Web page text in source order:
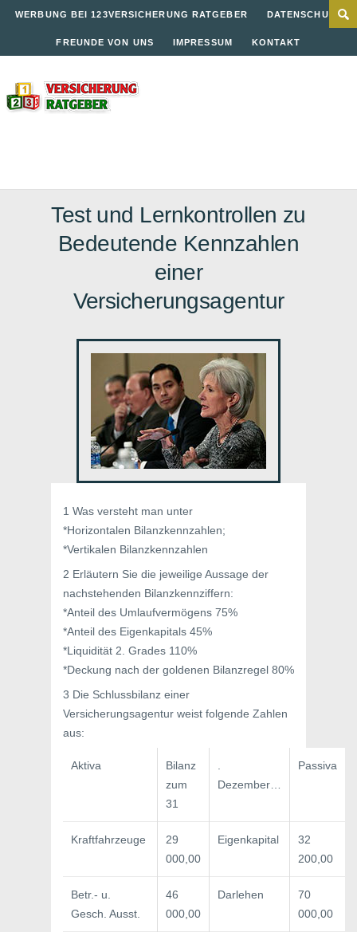
WERBUNG BEI 123VERSICHERUNG RATGEBER DATENSCHUTZ
FREUNDE VON UNS IMPRESSUM KONTAKT
Test und Lernkontrollen zu
Bedeutende Kennzahlen
einer
Versicherungsagentur
1 Was versteht man unter
*Horizontalen Bilanzkennzahlen;
*Vertikalen Bilanzkennzahlen
2 Erläutern Sie die jeweilige Aussage der
nachstehenden Bilanzkennziffern:
*Anteil des Umlaufvermögens 75%
*Anteil des Eigenkapitals 45%
*Liquidität 2. Grades 110%
*Deckung nach der goldenen Bilanzregel 80%
3 Die Schlussbilanz einer
Versicherungsagentur weist folgende Zahlen
aus:
Aktiva
Bilanz
zum
31
Dezember…
Passiva
Kraftfahrzeuge
29
000,00
Eigenkapital
32
200,00
Betr.- u.
Gesch. Ausst.
46
000,00
Darlehen
70
000,00